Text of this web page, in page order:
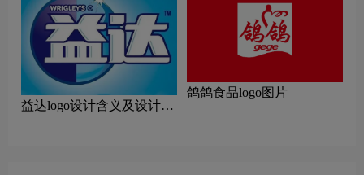
益达logo设计含义及设计理
鸽鸽食品logo图片